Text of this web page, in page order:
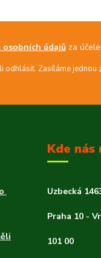
osobních údajůza
odhlásit. Zasíláme jednou
Kde nás
Uzbecká
Praha 10 -
101 00